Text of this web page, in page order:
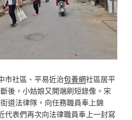
市社區、平易近治包養網社區居平
後，小姑娘又開端刷短錄像。宋
道法律隊，向任務職員奉上錦
代表們再次向法律職員奉上一封寫